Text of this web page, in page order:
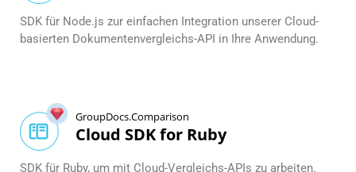
SDK für Node.js zur einfachen Integration unserer Cloud-
basierten Dokumentenvergleichs-API in Ihre Anwendung.
GroupDocs.Comparison
Cloud SDK for Ruby
SDK für Ruby, um mit Cloud-Vergleichs-APIs zu arbeiten.